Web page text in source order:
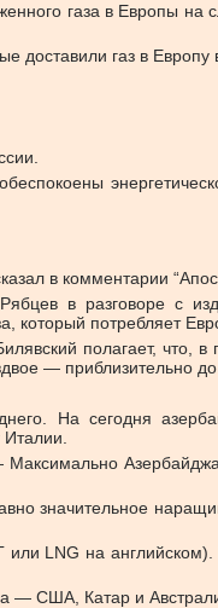
газа в Европы на
доставили газ в
в комментарии
в разговоре с
который потребляет
полагает, что,
— приблизительно
На сегодня
значительное
LNG на английском).
— США, Катар и